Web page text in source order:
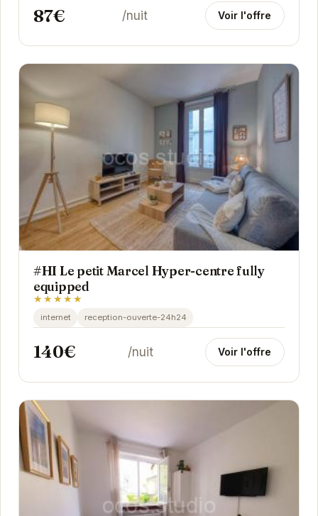
87€ /nuit Voir l'offre
#HI Le petit Marcel Hyper-centre fully
equipped
★★★★★
internet reception-ouverte-24h24
140€ /nuit Voir l'offre